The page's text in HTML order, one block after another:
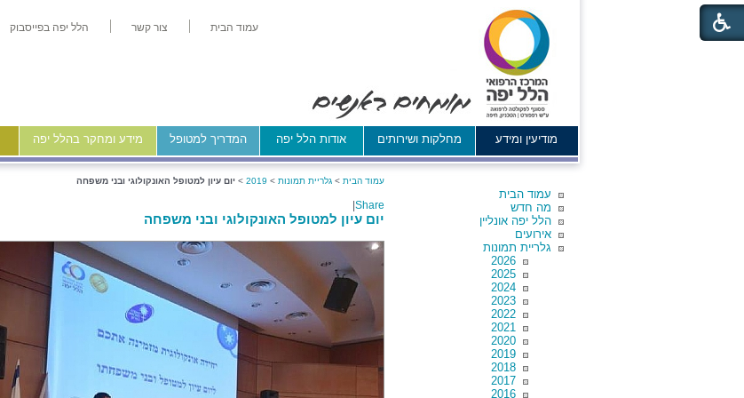
עמוד הבית צור קשר הלל יפה בפייסבוק
מודיעין ומידע מחלקות ושירותים אודות הלל יפה המדריך למטופל מידע ומחקר בהלל יפה
עמוד הבית
מה חדש
הלל יפה אונליין
אירועים
גלריית תמונות
2026
2025
2024
2023
2022
2021
2020
2019
2018
2017
2016
עמוד הבית > גלריית תמונות >
2019
> יום עיון למטופל האונקולוגי ובני משפחה
Share
יום עיון למטופל האונקולוגי ובני משפחה